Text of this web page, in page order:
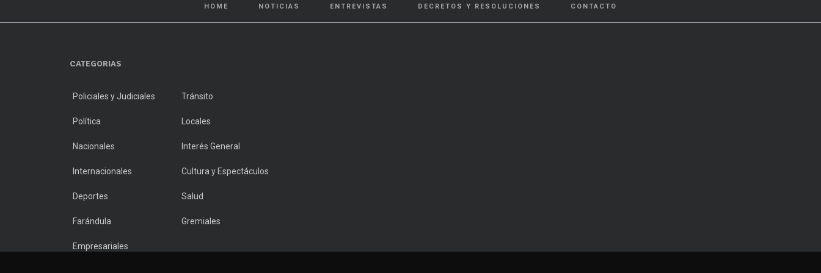
HOME NOTICIAS ENTREVISTAS DECRETOS Y RESOLUCIONES CONTACTO
CATEGORIAS
Policiales y Judiciales Tránsito
Política Locales
Nacionales Interés General
Internacionales Cultura y Espectáculos
Deportes Salud
Farándula Gremiales
Empresariales